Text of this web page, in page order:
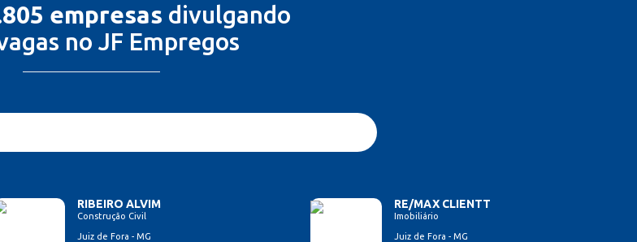
empresas divulgando
no JF Empregos
RIBEIRO ALVIM
Construção Civil
Juiz de Fora - MG
RE/MAX CLIENTT
Imobiliário
Juiz de Fora - MG